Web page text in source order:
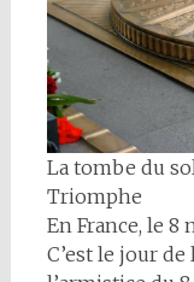
La tombe du
Triomphe
En France, le 8
C’est le jour